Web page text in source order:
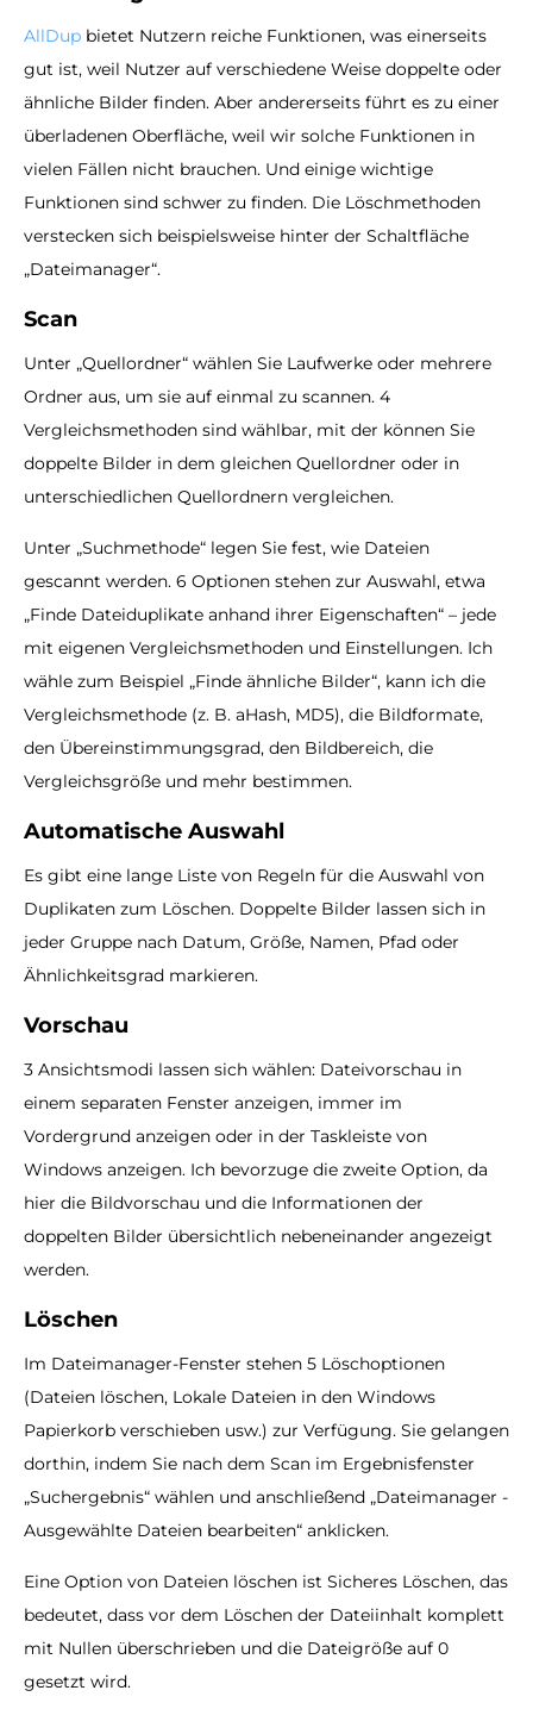
AllDup bietet Nutzern reiche Funktionen, was einerseits
gut ist, weil Nutzer auf verschiedene Weise doppelte oder
ähnliche Bilder finden. Aber andererseits führt es zu einer
überladenen Oberfläche, weil wir solche Funktionen in
vielen Fällen nicht brauchen. Und einige wichtige
Funktionen sind schwer zu finden. Die Löschmethoden
verstecken sich beispielsweise hinter der Schaltfläche
„Dateimanager“.
Scan
Unter „Quellordner“ wählen Sie Laufwerke oder mehrere
Ordner aus, um sie auf einmal zu scannen. 4
Vergleichsmethoden sind wählbar, mit der können Sie
doppelte Bilder in dem gleichen Quellordner oder in
unterschiedlichen Quellordnern vergleichen.
Unter „Suchmethode“ legen Sie fest, wie Dateien
gescannt werden. 6 Optionen stehen zur Auswahl, etwa
„Finde Dateiduplikate anhand ihrer Eigenschaften“ – jede
mit eigenen Vergleichsmethoden und Einstellungen. Ich
wähle zum Beispiel „Finde ähnliche Bilder“, kann ich die
Vergleichsmethode (z. B. aHash, MD5), die Bildformate,
den Übereinstimmungsgrad, den Bildbereich, die
Vergleichsgröße und mehr bestimmen.
Automatische Auswahl
Es gibt eine lange Liste von Regeln für die Auswahl von
Duplikaten zum Löschen. Doppelte Bilder lassen sich in
jeder Gruppe nach Datum, Größe, Namen, Pfad oder
Ähnlichkeitsgrad markieren.
Vorschau
3 Ansichtsmodi lassen sich wählen: Dateivorschau in
einem separaten Fenster anzeigen, immer im
Vordergrund anzeigen oder in der Taskleiste von
Windows anzeigen. Ich bevorzuge die zweite Option, da
hier die Bildvorschau und die Informationen der
doppelten Bilder übersichtlich nebeneinander angezeigt
werden.
Löschen
Im Dateimanager-Fenster stehen 5 Löschoptionen
(Dateien löschen, Lokale Dateien in den Windows
Papierkorb verschieben usw.) zur Verfügung. Sie gelangen
dorthin, indem Sie nach dem Scan im Ergebnisfenster
„Suchergebnis“ wählen und anschließend „Dateimanager -
Ausgewählte Dateien bearbeiten“ anklicken.
Eine Option von Dateien löschen ist Sicheres Löschen, das
bedeutet, dass vor dem Löschen der Dateiinhalt komplett
mit Nullen überschrieben und die Dateigröße auf 0
gesetzt wird.